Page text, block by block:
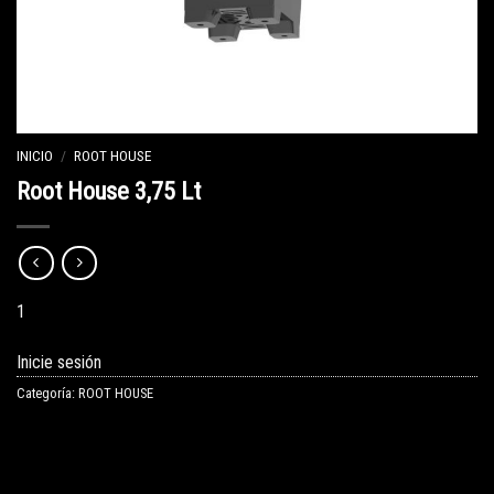
INICIO / ROOT HOUSE
Root House 3,75 Lt
1
Inicie sesión
Categoría: ROOT HOUSE